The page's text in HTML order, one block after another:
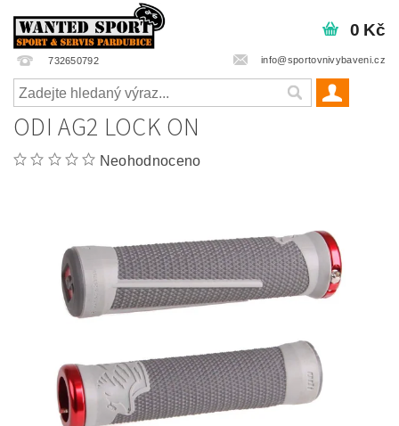
732650792 info@sportovnivybaveni.cz
0 Kč
ODI AG2 LOCK ON
Neohodnoceno